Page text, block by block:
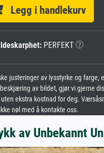
Legg i handlekurv
PERFEKT
justeringer av lysstyrke og farge,
av bildet, gjør vi gjerne
ekstra kostnad for deg.
ikke nøl med å kontakte oss.
av Unbekannt